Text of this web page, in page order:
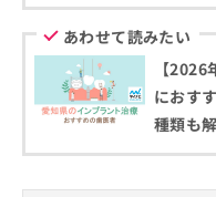
あわせて読みたい
【
におす
種類も
こ
ち
ら